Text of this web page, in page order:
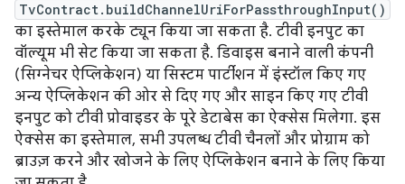
TvContract.buildChannelUriForPassthroughInput()
का इस्तेमाल करके ट्यून किया जा सकता है. टीवी इनपुट का
वॉल्यूम भी सेट किया जा सकता है. डिवाइस बनाने वाली कंपनी
(सिग्नेचर ऐप्लिकेशन) या सिस्टम पार्टीशन में इंस्टॉल किए गए
अन्य ऐप्लिकेशन की ओर से दिए गए और साइन किए गए टीवी
इनपुट को टीवी प्रोवाइडर के पूरे डेटाबेस का ऐक्सेस मिलेगा. इस
ऐक्सेस का इस्तेमाल, सभी उपलब्ध टीवी चैनलों और प्रोग्राम को
ब्राउज़ करने और खोजने के लिए ऐप्लिकेशन बनाने के लिए किया